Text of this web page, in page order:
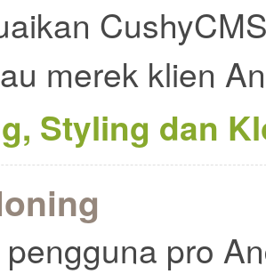
merek klien
Styling dan
pro